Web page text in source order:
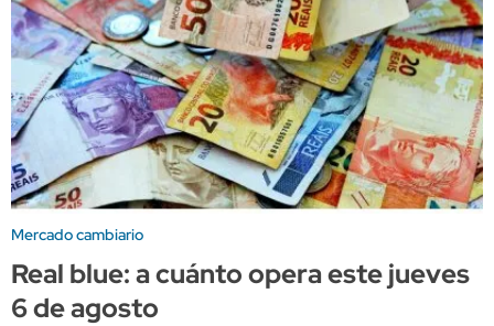
Mercado cambiario
Real blue: a cuánto opera este jueves
6 de agosto